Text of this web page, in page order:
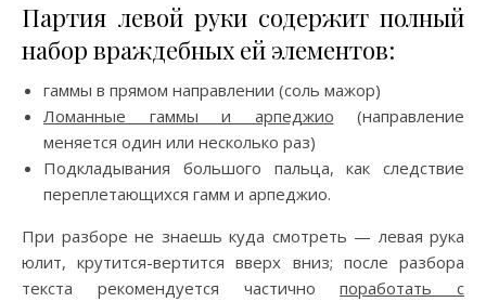
Партия левой руки содержит полный
набор враждебных ей элементов:
гаммы в прямом направлении (соль мажор)
Ломанные гаммы и арпеджио (направление
меняется один или несколько раз)
Подкладывания большого пальца, как следствие
переплетающихся гамм и арпеджио.
При разборе не знаешь куда смотреть — левая рука
юлит, крутится-вертится вверх вниз; после разбора
текста рекомендуется частичнопоработать с